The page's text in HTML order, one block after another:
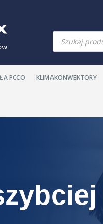
Wyszukiwarka
produktów
PCCO KLIMAKONWEKTORY